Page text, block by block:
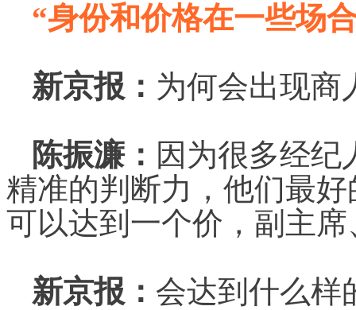
“身份和价格在一些场
新京报： 为何会出现商
陈振濂： 因为很多经纪
精准的判断力，他们最
可以达到一个价，副主
新京报： 会达到什么样